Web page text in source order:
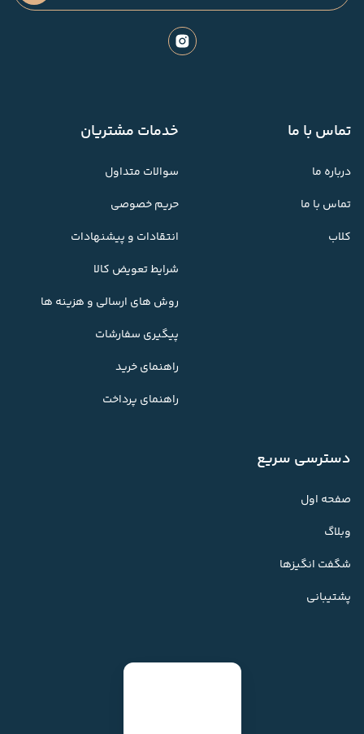
تماس با ما
درباره ما
تماس با ما
کلاب
خدمات مشتریان
سوالات متداول
حریم خصوصی
انتقادات و پیشنهادات
شرایط تعویض کالا
روش های ارسالی و هزینه ها
پیگیری سفارشات
راهنمای خرید
راهنمای پرداخت
دسترسی سریع
صفحه اول
وبلاگ
شگفت انگیزها
پشتیبانی